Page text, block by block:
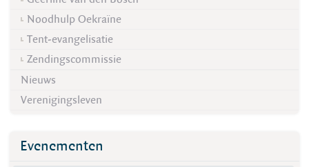
Noodhulp Oekraïne
Tent-evangelisatie
Zendingscommissie
Nieuws
Verenigingsleven
Evenementen